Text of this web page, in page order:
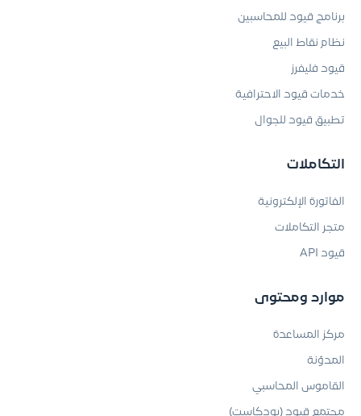
برنامج قيود للمحاسبين
نظام نقاط البيع
قيود فليفرز
خدمات قيود الاحترافية
تطبيق قيود للجوال
التكاملات
الفاتورة الإلكترونية
متجر التكاملات
قيود API
موارد ومحتوى
مركز المساعدة
المدوّنة
القاموس المحاسبي
مجتمع قيود (بودكاست)